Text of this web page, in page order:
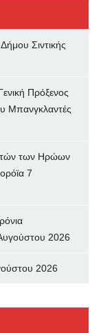
Σιντικής
Πρόξενος
Μπανγκλαντές
των Ηρώων
7
2026
2026